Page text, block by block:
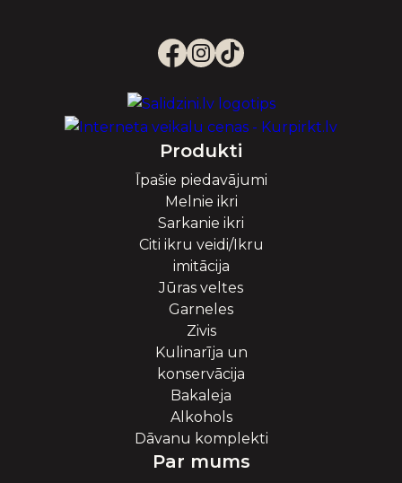
Produkti
Īpašie piedavājumi
Melnie ikri
Sarkanie ikri
Citi ikru veidi/Ikru
imitācija
Jūras veltes
Garneles
Zivis
Kulinarīja un
konservācija
Bakaleja
Alkohols
Dāvanu komplekti
Par mums